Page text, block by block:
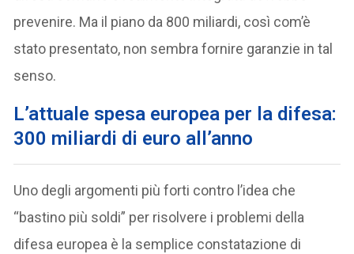
prevenire. Ma il piano da 800 miliardi, così com’è
stato presentato, non sembra fornire garanzie in tal
senso.
L’attuale spesa europea per la difesa:
300 miliardi di euro all’anno
Uno degli argomenti più forti contro l’idea che
“bastino più soldi” per risolvere i problemi della
difesa europea è la semplice constatazione di